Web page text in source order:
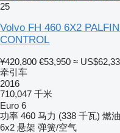
25
Volvo FH 460 6X2
CONTROL
¥420,800 €53,950 ≈
牵引车
2016
710,047 千米
Euro 6
功率 460 马力 (338 千瓦) 燃油
6x2 悬架 弹簧/空气